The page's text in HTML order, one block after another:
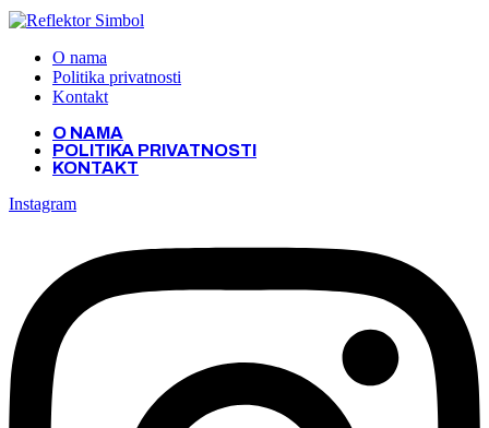
O nama
Politika privatnosti
Kontakt
O NAMA
POLITIKA PRIVATNOSTI
KONTAKT
Instagram